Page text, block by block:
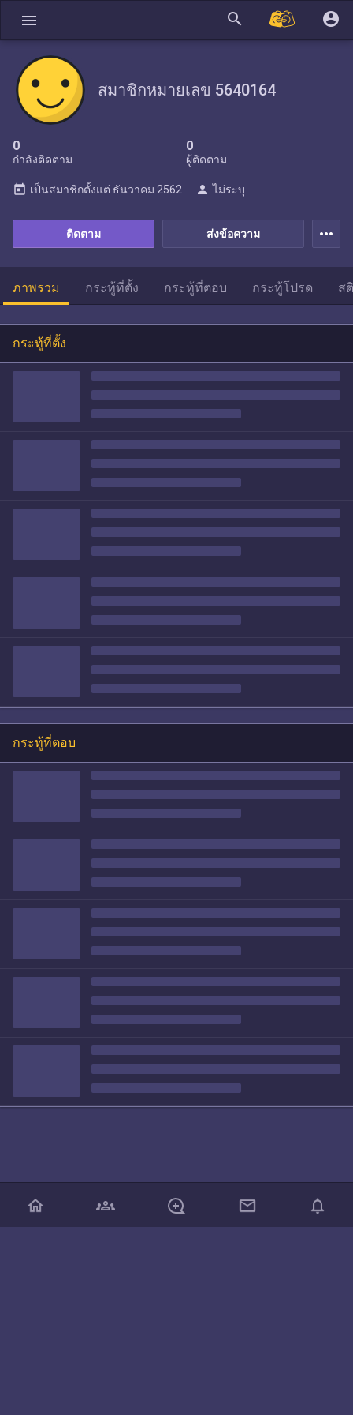
menu search account_circle
สมาชิกหมายเลข 5640164
0
กำลังติดตาม
0
ผู้ติดตาม
ส่งข้อความ
ติดตาม
today เป็นสมาชิกตั้งแต่ ธันวาคม 2562 person ไม่ระบุ
more_horiz
ภาพรวม กระทู้ที่ตั้ง กระทู้ที่ตอบ กระทู้โปรด ส
กระทู้ที่ตั้ง
กระทู้ที่ตอบ